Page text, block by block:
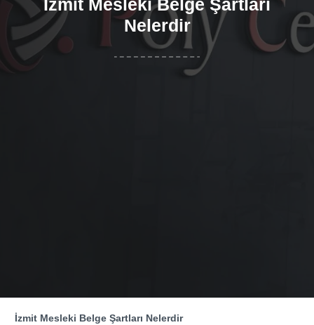
Nelerdir
İzmit Mesleki Belge Şartları Nelerdir